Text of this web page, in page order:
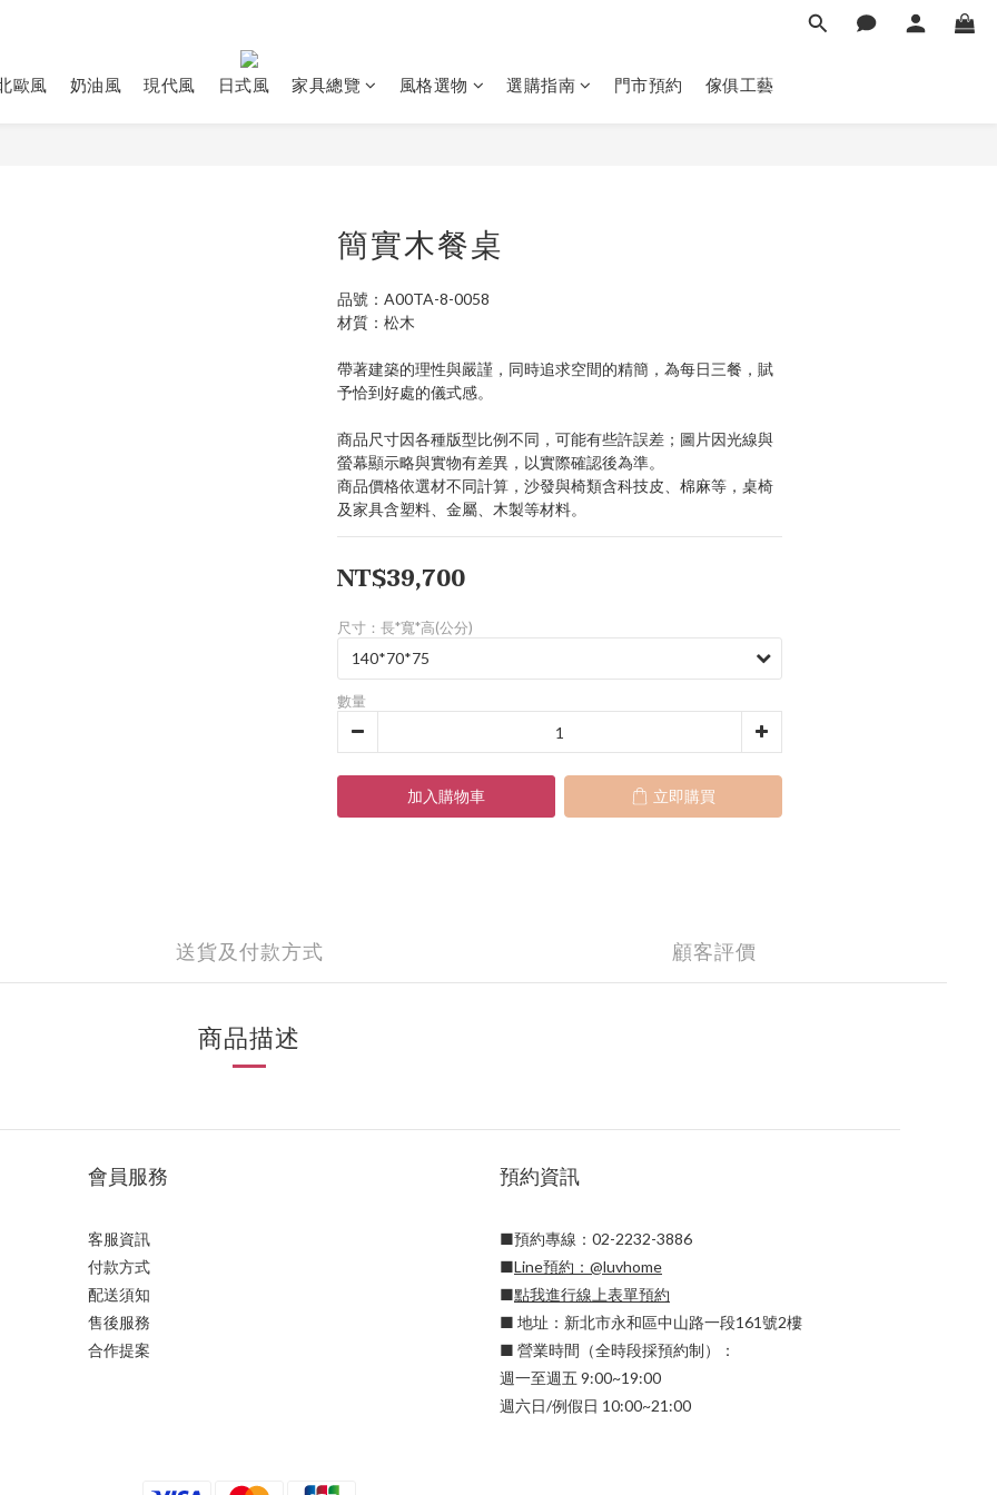
歐風 奶油風 現代風 日式風 家具總覽 風格選物 選購指南 門市預約 傢俱工藝
簡實木餐桌
品號：A00TA-8-0058
材質：松木
帶著建築的理性與嚴謹，同時追求空間的精簡，為每日三餐，賦
予恰到好處的儀式感。
商品尺寸因各種版型比例不同，可能有些許誤差；圖片因光線與
螢幕顯示略與實物有差異，以實際確認後為準。
商品價格依選材不同計算，沙發與椅類含科技皮、棉麻等，桌椅
及家具含塑料、金屬、木製等材料。
NT$39,700
尺寸：長*寬*高(公分)
數量
加入購物車 立即購買
送貨及付款方式 顧客評價
商品描述
會員服務
客服資訊
付款方式
配送須知
售後服務
合作提案
預約資訊
■預約專線：02-2232-3886
■Line預約： @luvhome
■點我進行線上表單預約
■ 地址：新北市永和區中山路一段161號2樓
■ 營業時間（全時段採預約制）：
週一至週五 9:00~19:00
週六日/例假日 10:00~21:00